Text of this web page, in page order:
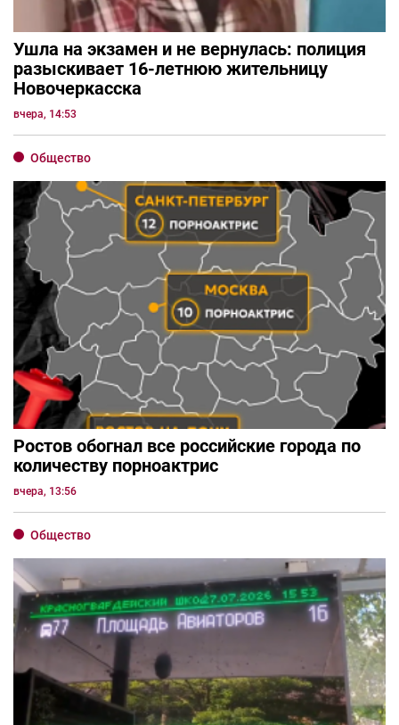
Ушла на экзамен и не вернулась: полиция
разыскивает 16-летнюю жительницу
Новочеркасска
вчера, 14:53
Общество
Ростов обогнал все российские города по
количеству порноактрис
вчера, 13:56
Общество